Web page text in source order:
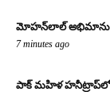
మోహన్‌లాల్
7 minutes ago
పాక్ మహిళ హనీట్రాప్‌లో